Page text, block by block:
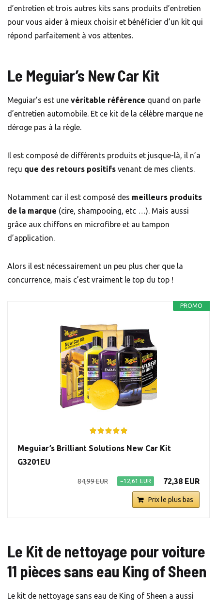
d’entretien et trois autres kits sans produits d’entretien
pour vous aider à mieux choisir et bénéficier d’un kit qui
répond parfaitement à vos attentes.
Le Meguiar’s New Car Kit
Meguiar’s est une véritable référence quand on parle
d’entretien automobile. Et ce kit de la célèbre marque ne
déroge pas à la règle.
Il est composé de différents produits et jusque-là, il n’a
reçu que des retours positifs venant de mes clients.
Notamment car il est composé des meilleurs produits
de la marque (cire, shampooing, etc …). Mais aussi
grâce aux chiffons en microfibre et au tampon
d’application.
Alors il est nécessairement un peu plus cher que la
concurrence, mais c’est vraiment le top du top !
PROMO
Meguiar’s Brilliant Solutions New Car Kit
G3201EU
84,99 EUR −12,61 EUR 72,38 EUR
Prix le plus bas
Le Kit de nettoyage pour voiture
11 pièces sans eau King of Sheen
Le kit de nettoyage sans eau de King of Sheen a aussi